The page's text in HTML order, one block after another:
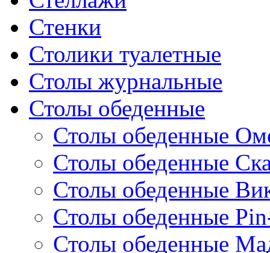
Стенки
Столики туалетные
Столы журнальные
Столы обеденные
Столы обеденные
Столы обеденные
Столы обеденные
Столы обеденные
Столы обеденные